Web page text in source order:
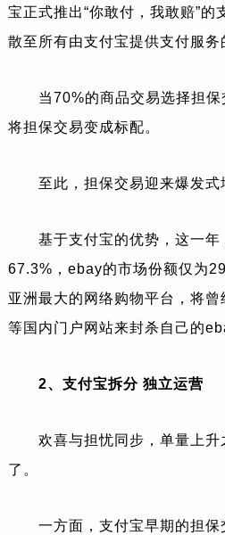
宝正式推出“你敢付，我敢赔”的
散至所有由支付宝提供支付服务
当70%的商品交易选择担保
将担保交易变成标配。
至此，担保交易迎来爆发式
基于支付宝的优势，这一年
67.3%， ebay的市场份额仅为
亚洲最大的网络购物平台，将
等国内门户网站来封杀自己的
2、支付宝拆分 独立运营
欢喜与担忧同步，单量上升
了。
一方面，支付宝早期的担保